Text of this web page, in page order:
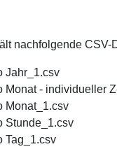
nachfolgende CSV-
Jahr_1.csv
Monat - individueller
Monat_1.csv
Stunde_1.csv
Tag_1.csv